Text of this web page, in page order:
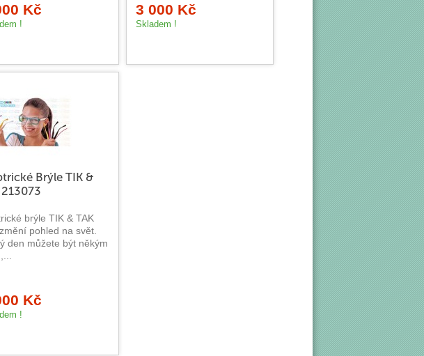
Kč
!
3 000 Kč
Skladem !
Brýle TIK &
213073
brýle TIK & TAK
pohled na svět.
den můžete být někým
Kč
!